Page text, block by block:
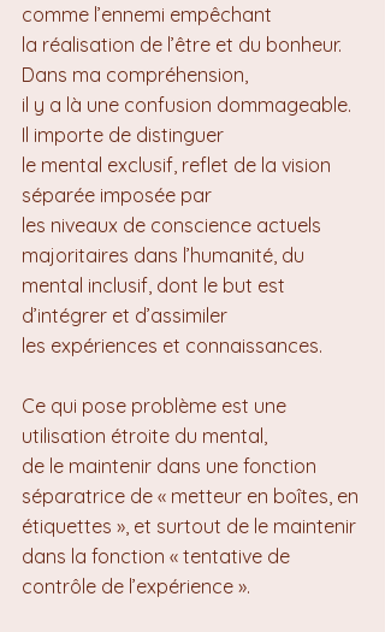
comme l’ennemi empêchant
la réalisation de l’être et du bonheur.
Dans ma compréhension,
il y a là une confusion dommageable.
Il importe de distinguer
le mental exclusif, reflet de la vision
séparée imposée par
les niveaux de conscience actuels
majoritaires dans l’humanité, du
mental inclusif, dont le but est
d’intégrer et d’assimiler
les expériences et connaissances.
Ce qui pose problème est une
utilisation étroite du mental,
de le maintenir dans une fonction
séparatrice de « metteur en boîtes, en
étiquettes », et surtout de le maintenir
dans la fonction « tentative de
contrôle de l’expérience ».